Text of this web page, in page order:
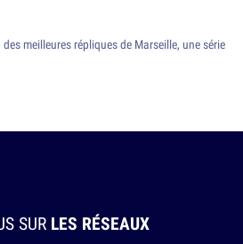
des meilleures répliques de Marseille, une série
SUR LES RÉSEAUX